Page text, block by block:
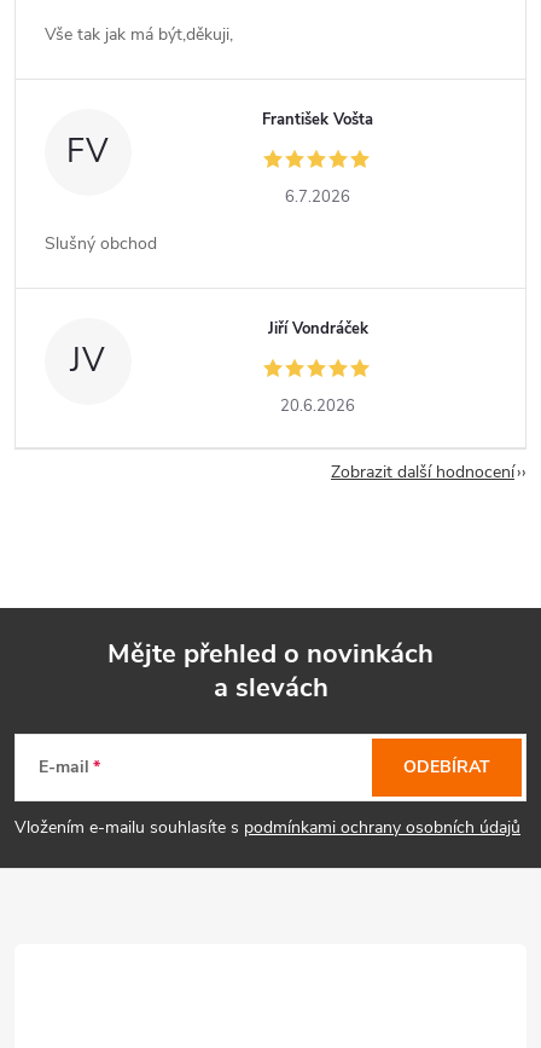
Vše tak jak má být,děkuji,
FV
František Vošta
6.7.2026
Slušný obchod
JV
Jiří Vondráček
20.6.2026
Zobrazit další hodnocení
p
a
Mějte přehled o novinkách
a slevách
E-mail
Vložením e-mailu souhlasíte s podmínkami ochrany osobních údajů
ODEBÍRAT